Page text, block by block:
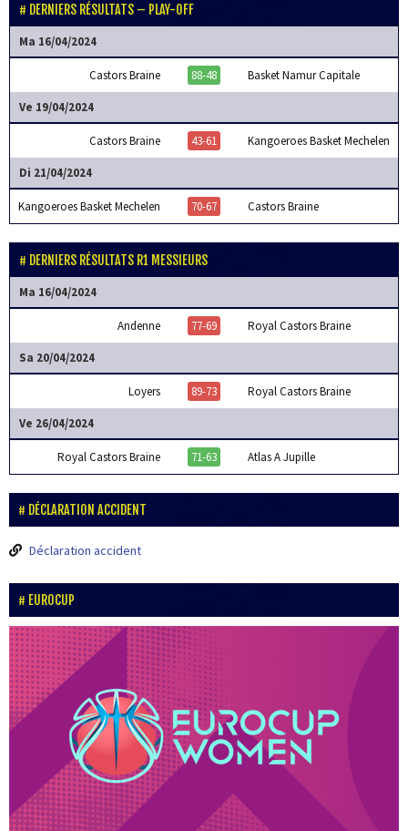
DERNIERS RÉSULTATS – PLAY-OFF
Ma 16/04/2024
Castors Braine 88-48 Basket Namur Capitale
Ve 19/04/2024
Castors Braine 43-61 Kangoeroes Basket Mechelen
Di 21/04/2024
Kangoeroes Basket Mechelen 70-67 Castors Braine
DERNIERS RÉSULTATS R1 MESSIEURS
Ma 16/04/2024
Andenne 77-69 Royal Castors Braine
Sa 20/04/2024
Loyers 89-73 Royal Castors Braine
Ve 26/04/2024
Royal Castors Braine 71-63 Atlas A Jupille
DÉCLARATION ACCIDENT
Déclaration accident
EUROCUP